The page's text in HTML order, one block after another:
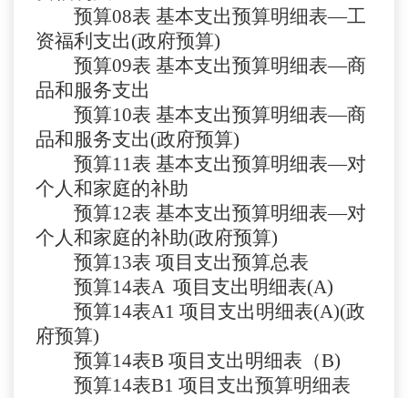
预算08表 基本支出预算明细表—工
资福利支出(政府预算)
预算09表 基本支出预算明细表—商
品和服务支出
预算10表 基本支出预算明细表—商
品和服务支出(政府预算)
预算11表 基本支出预算明细表—对
个人和家庭的补助
预算12表 基本支出预算明细表—对
个人和家庭的补助(政府预算)
预算13表 项目支出预算总表
预算14表A 项目支出明细表(A)
预算14表A1 项目支出明细表(A)(政
府预算)
预算14表B 项目支出明细表（B)
预算14表B1 项目支出预算明细表